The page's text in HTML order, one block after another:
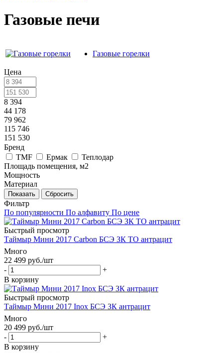
Газовые печи
Газовые горелки
Цена
8 394
44 178
79 962
115 746
151 530
Бренд
TMF
Ермак
Теплодар
Площадь помещения, м2
Мощность
Материал
Сбросить
Фильтр
По популярности По алфавиту По цене
Быстрый просмотр
Таймыр Мини 2017 Carbon БСЭ ЗК ТО антрацит
Много
22 499 руб./шт
-
+
В корзину
Быстрый просмотр
Таймыр Мини 2017 Inox БСЭ ЗК антрацит
Много
20 499 руб./шт
-
+
В корзину